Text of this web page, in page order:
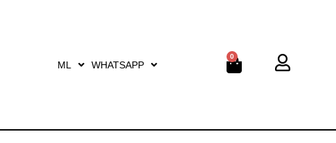
ML WHATSAPP
0